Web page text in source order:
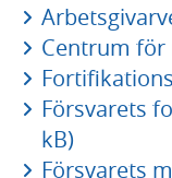
Centrum för
Försvarets
kB)
Försvarets